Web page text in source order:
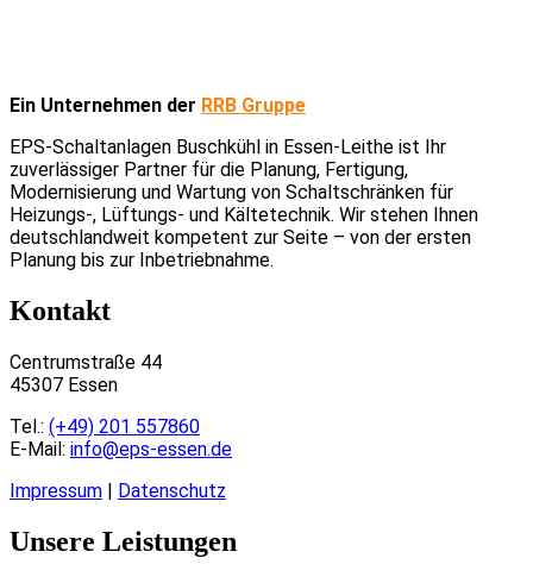
Ein Unternehmen der RRB Gruppe
EPS-Schaltanlagen Buschkühl in Essen-Leithe ist Ihr
zuverlässiger Partner für die Planung, Fertigung,
Modernisierung und Wartung von Schaltschränken für
Heizungs-, Lüftungs- und Kältetechnik. Wir stehen Ihnen
deutschlandweit kompetent zur Seite – von der ersten
Planung bis zur Inbetriebnahme.
Kontakt
Centrumstraße 44
45307 Essen
Tel.: (+49) 201 557860
E-Mail: info@eps-essen.de
Impressum | Datenschutz
Unsere Leistungen